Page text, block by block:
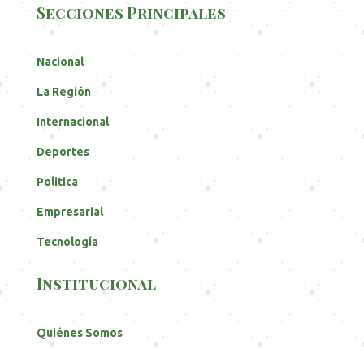
Secciones Principales
Nacional
La Región
Internacional
Deportes
Politica
Empresarial
Tecnología
Institucional
Quiénes Somos